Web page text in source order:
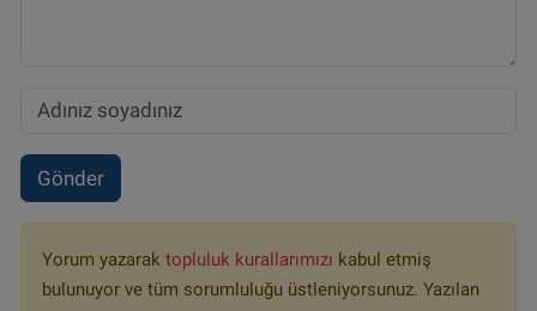
Gönder
Yorum yazarak topluluk kurallarımızı kabul etmiş
bulunuyor ve tüm sorumluluğu üstleniyorsunuz. Yazılan